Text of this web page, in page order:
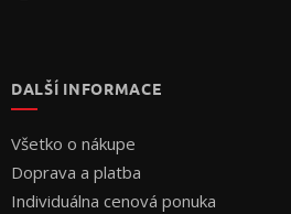
DALŠÍ INFORMACE
Všetko o nákupe
Doprava a platba
Individuálna cenová ponuka